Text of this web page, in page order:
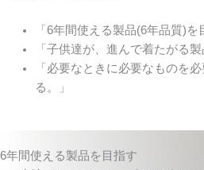
「6年間使える製品(6年品質)を
「子供達が、進んで着たがる製
「必要なときに必要なものを
る。」
6年間使える製品を目指す